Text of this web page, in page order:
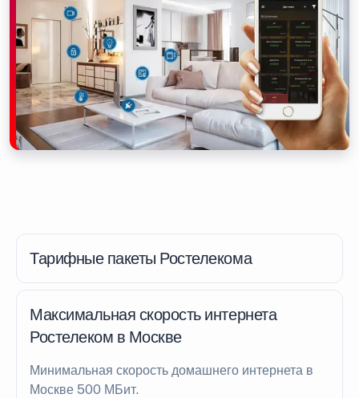
Тарифные пакеты Ростелекома
Максимальная скорость интернета
Ростелеком в Москве
Минимальная скорость домашнего интернета в
Москве 500 МБит.